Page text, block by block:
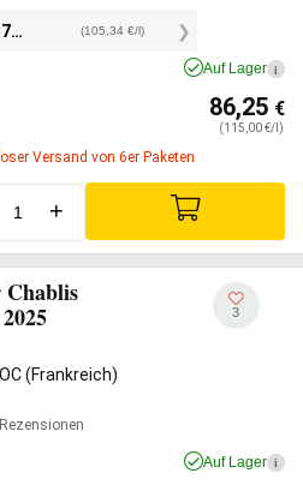
79,00 (105,34 €/l)
Auf Lager i
86,25 €
(115,00 €/l)
Versand von 6er Paketen
+
(Frankreich)
3
Auf Lager i